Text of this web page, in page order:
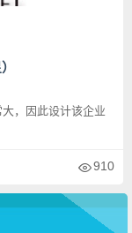
，因此设计该企业
910